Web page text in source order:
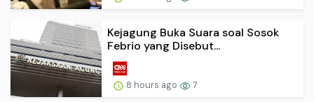
Kejagung Buka Suara soal Sosok
Febrio yang Disebut...
8 hours ago 7